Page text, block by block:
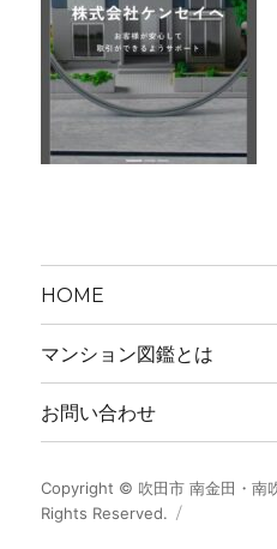
HOME
マンション図鑑とは
お問い合わせ
Copyright © 吹田市 南金田・南
Rights Reserved.